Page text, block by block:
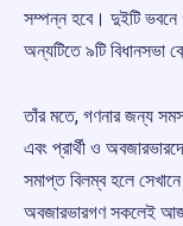
সম্পন্ন হবে। দুইটি ভবনে
অন্যটিতে ৯টি বিধানসভা
তাঁর মতে, গণনার জন্য
এবং প্রার্থী ও
সমাপ্ত বিলম্ব হলে
অবজারভারগণ সকলেই